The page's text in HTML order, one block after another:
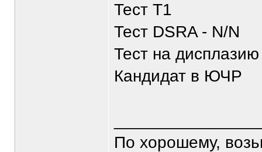
Тест Т1
Тест DSRA - N/N
Тест на
Кандидат в ЮЧР
По хорошему,